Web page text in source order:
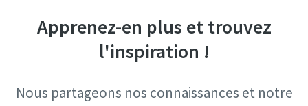
Apprenez-en plus et trouvez
l'inspiration !
Nous partageons nos connaissances et notre